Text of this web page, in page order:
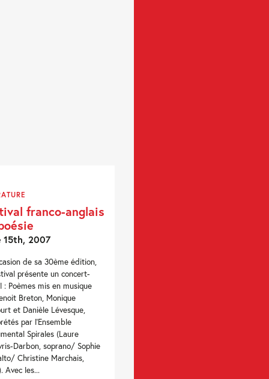
franco-anglais
15th, 2007
de sa 30ème édition,
présente un concert-
: Poèmes mis en musique
Breton, Monique
et Danièle Lévesque,
par l’Ensemble
Spirales (Laure
Darbon, soprano/ Sophie
Christine Marchais,
Avec les...